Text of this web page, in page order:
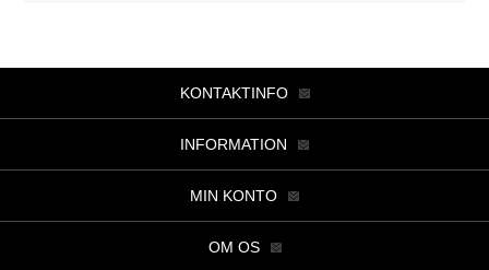
KONTAKTINFO
INFORMATION
MIN KONTO
OM OS